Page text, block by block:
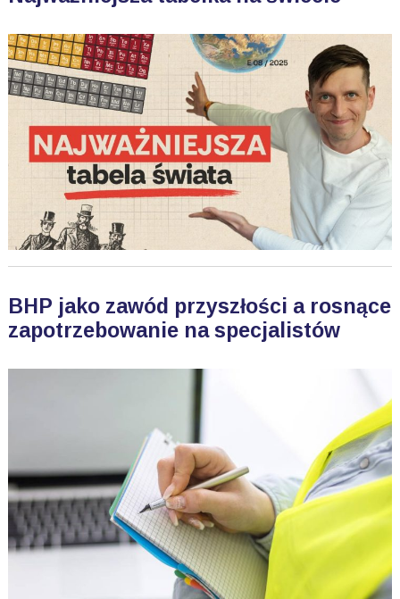
BHP jako zawód przyszłości a rosnące
zapotrzebowanie na specjalistów